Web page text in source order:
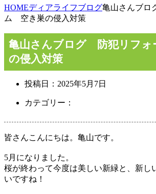
HOMEディアライフブログ亀山さんブ
ム 空き巣の侵入対策
亀山さんブログ 防犯リフ
の侵入対策
投稿日： 2025年5月7日
カテゴリー：
皆さんこんにちは。亀山です。
5月になりました。
桜が終わって今度は美しい新緑と、新し
いですね！